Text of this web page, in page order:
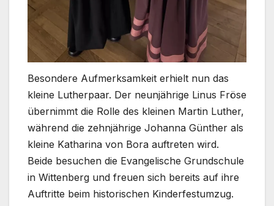
Besondere Aufmerksamkeit erhielt nun das
kleine Lutherpaar. Der neunjährige Linus Fröse
übernimmt die Rolle des kleinen Martin Luther,
während die zehnjährige Johanna Günther als
kleine Katharina von Bora auftreten wird.
Beide besuchen die Evangelische Grundschule
in Wittenberg und freuen sich bereits auf ihre
Auftritte beim historischen Kinderfestumzug.